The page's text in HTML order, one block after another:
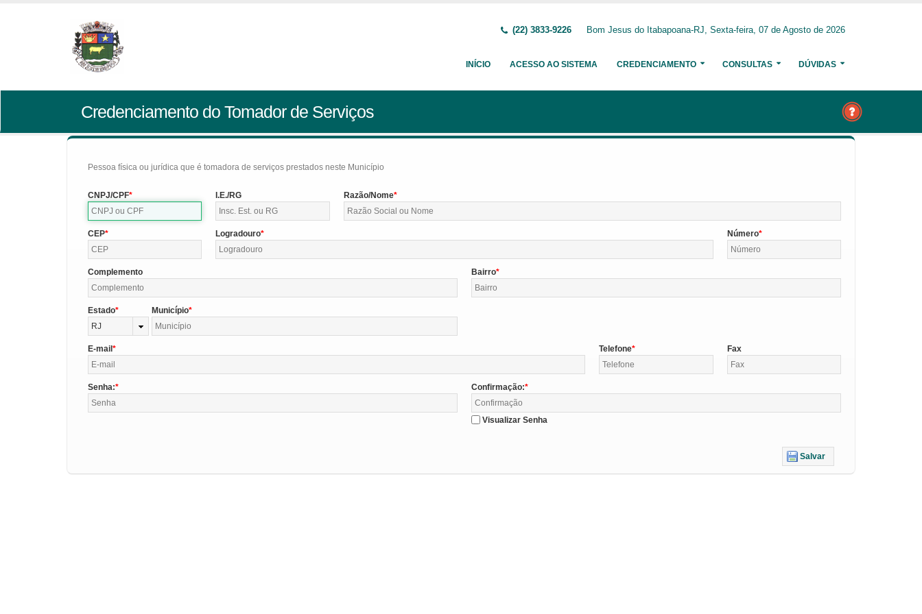
(22) 3833-9226 Bom Jesus do Itabapoana-RJ, Sexta-feira, 07 de Agosto de 2026
INÍCIO ACESSO AO SISTEMA CREDENCIAMENTO CONSULTAS DÚVIDAS
Credenciamento do Tomador de Serviços
Pessoa física ou jurídica que é tomadora de serviços prestados neste Município
CNPJ/CPF I.E./RG Razão/Nome
CEP Logradouro Número
Complemento Bairro
Estado
RJ
Município
E-mail Telefone Fax
Senha: Confirmação:
Visualizar Senha
Salvar